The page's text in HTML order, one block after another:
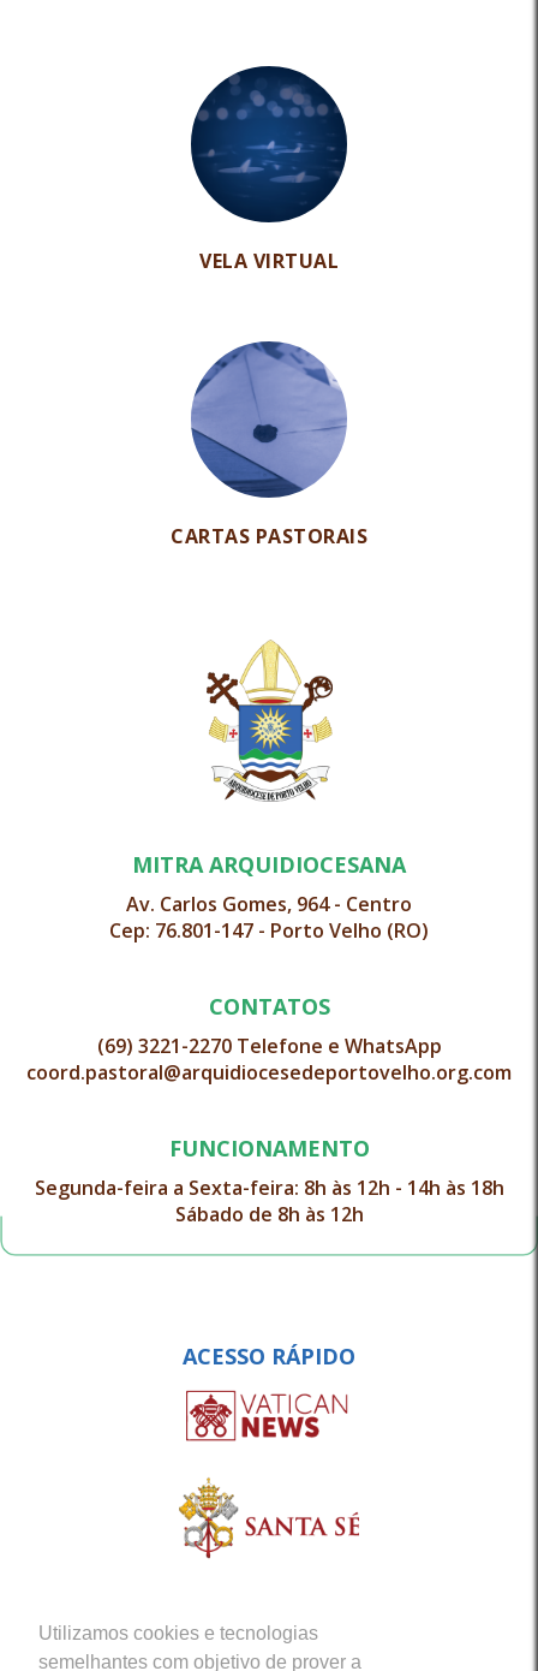
Utilizamos cookies e tecnologias
semelhantes com objetivo de prover a
VELA VIRTUAL
CARTAS PASTORAIS
MITRA ARQUIDIOCESANA
Av. Carlos Gomes, 964 - Centro
Cep: 76.801-147 - Porto Velho (RO)
CONTATOS
(69) 3221-2270 Telefone e WhatsApp
coord.pastoral@arquidiocesedeportovelho.org.com
FUNCIONAMENTO
Segunda-feira a Sexta-feira: 8h às 12h - 14h às 18h
Sábado de 8h às 12h
ACESSO RÁPIDO